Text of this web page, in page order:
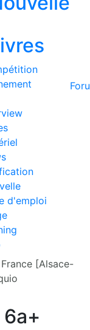
d'emploi
France [Alsace-